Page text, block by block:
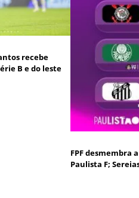
recebe
B e do leste
FPF desmembra
Paulista F;